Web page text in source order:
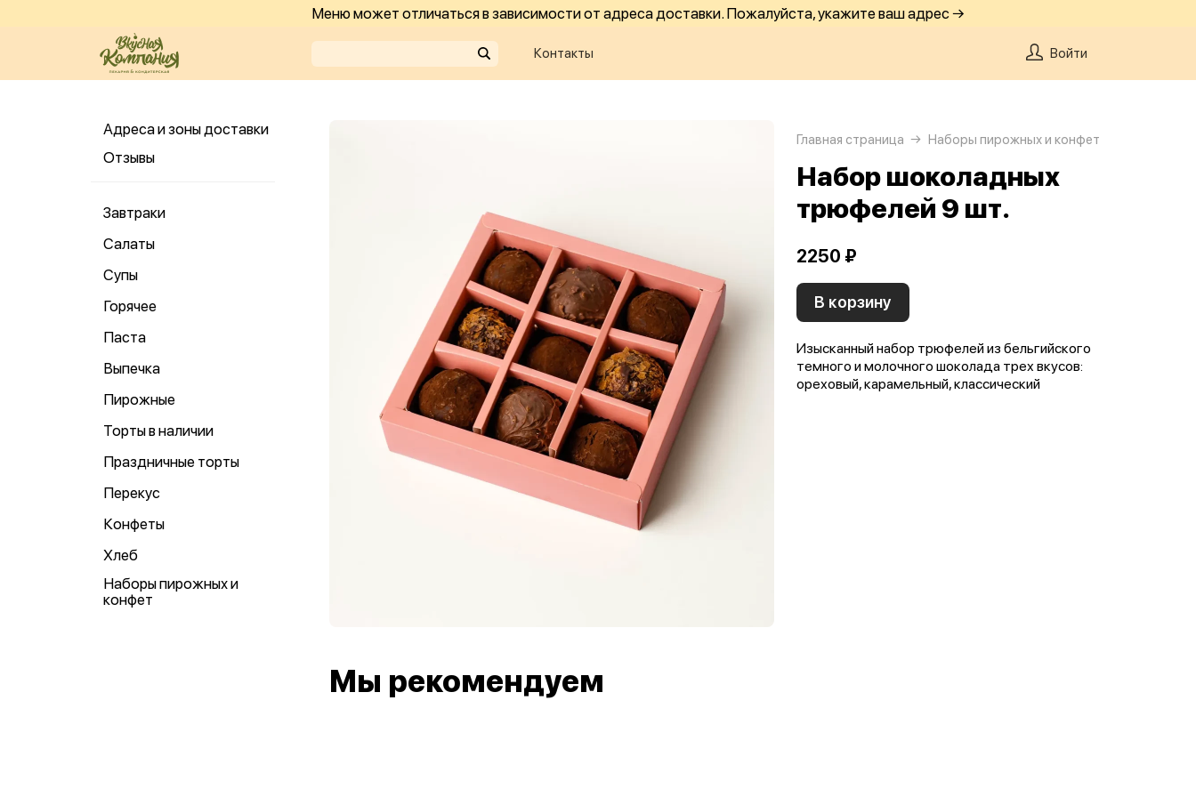
Меню может отличаться в зависимости от адреса доставки. Пожалуйста, укажите ваш адрес →
Контакты Войти
Адреса и зоны доставки
Отзывы
Завтраки
Салаты
Супы
Горячее
Паста
Выпечка
Пирожные
Торты в наличии
Праздничные торты
Перекус
Конфеты
Хлеб
Наборы пирожных и
конфет
Главная страница Наборы пирожных и конфет
Набор шоколадных
трюфелей 9 шт.
2250 ₽
В корзину
Изысканный набор трюфелей из бельгийского
темного и молочного шоколада трех вкусов:
ореховый, карамельный, классический
Мы рекомендуем